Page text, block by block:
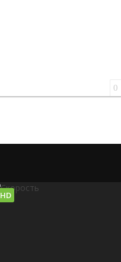
0
HD